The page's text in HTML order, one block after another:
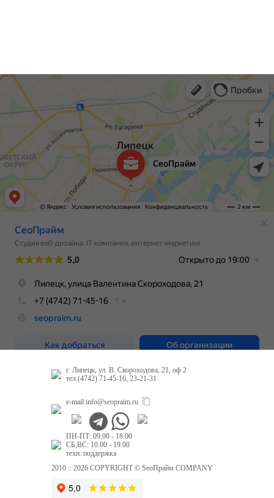
г. Липецк, ул. В. Скороходова, 21, оф 2
тел.(4742) 71-45-16, 23-21-31
e-mail:info@seopraim.ru
ПН-ПТ: 09.00 - 18.00
СБ,ВС: 10.00 - 19.00
техн. поддержка
2010 :: 2026 COPYRIGHT © SeoПрайм COMPANY